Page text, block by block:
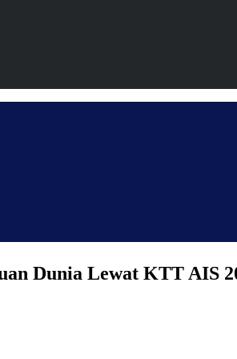
Dunia Lewat KTT AIS